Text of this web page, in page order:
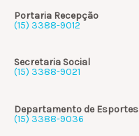
Portaria Recepção
(15) 3388-9012
Secretaria Social
(15) 3388-9021
Departamento de Esportes
(15) 3388-9036